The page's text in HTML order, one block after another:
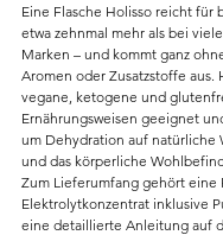
Eine Flasche Holisso reicht für
etwa zehnmal mehr als bei
Marken – und kommt ganz
Aromen oder Zusatzstoffe aus.
vegane, ketogene und
Ernährungsweisen geeignet
um Dehydration auf natürliche
und das körperliche
Zum Lieferumfang gehört eine
Elektrolytkonzentrat inklusive
eine detaillierte Anleitung auf